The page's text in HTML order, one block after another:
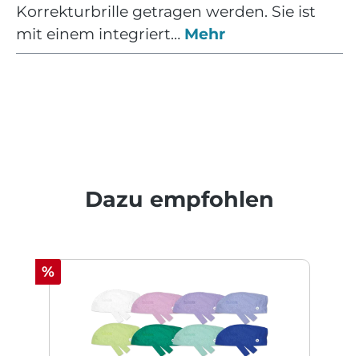
Korrekturbrille getragen werden. Sie ist
mit einem integriert… Mehr
Produktgalerie überspringen
Dazu empfohlen
Rabatt
%